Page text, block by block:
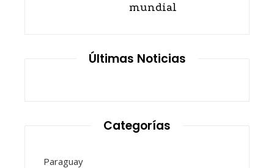
mundial
Últimas Noticias
Categorías
Paraguay